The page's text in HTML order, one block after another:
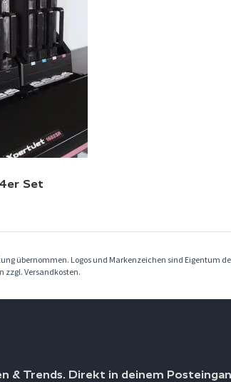
Set
übernommen. Logos und Markenzeichen sind Eigentum
zzgl. Versandkosten.
& Trends. Direkt in deinem